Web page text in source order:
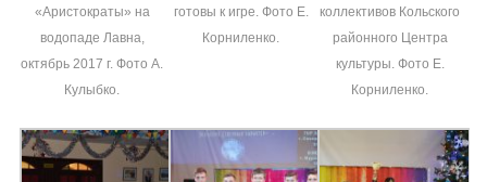
«Аристократы» на
водопаде Лавна,
октябрь 2017 г. Фото А.
Кулыбко.
готовы к игре. Фото Е.
Корниленко.
коллективов Кольского
районного Центра
культуры. Фото Е.
Корниленко.